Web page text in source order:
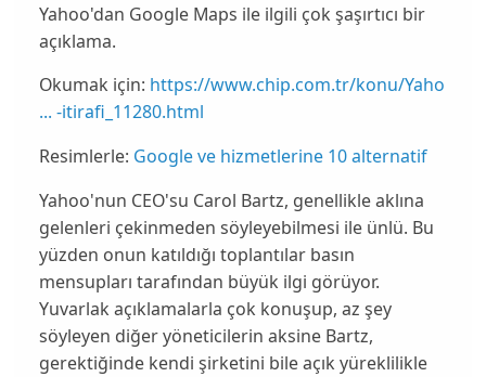
Yahoo'dan Google Maps ile ilgili çok şaşırtıcı bir
açıklama.
Okumak için: https://www.chip.com.tr/konu/Yaho
... -itirafi_11280.html
Resimlerle: Google ve hizmetlerine 10 alternatif
Yahoo'nun CEO'su Carol Bartz, genellikle aklına
gelenleri çekinmeden söyleyebilmesi ile ünlü. Bu
yüzden onun katıldığı toplantılar basın
mensupları tarafından büyük ilgi görüyor.
Yuvarlak açıklamalarla çok konuşup, az şey
söyleyen diğer yöneticilerin aksine Bartz,
gerektiğinde kendi şirketini bile açık yüreklilikle